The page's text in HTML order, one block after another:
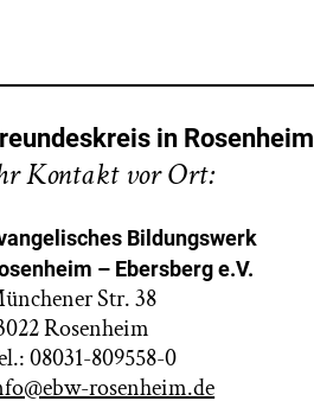
in Rosenheim
Kontakt vor Ort:
Bildungswerk
– Ebersberg e.V.
Str. 38
Rosenheim
08031-809558-0
rosenheim.de